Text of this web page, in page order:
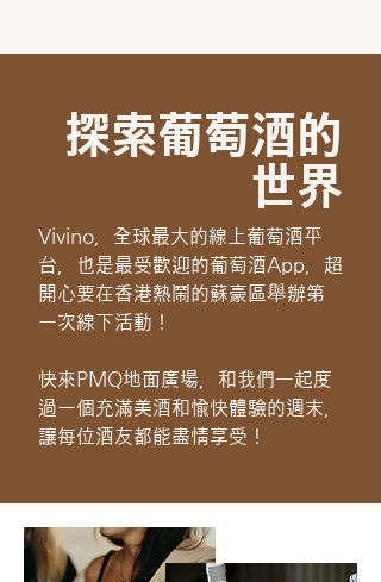
探索葡萄酒的
世界
Vivino，全球最大的線上葡萄酒平
台，也是最受歡迎的葡萄酒App，超
開心要在香港熱鬧的蘇豪區舉辦第
一次線下活動！
快來PMQ地面廣場，和我們一起度
過一個充滿美酒和愉快體驗的週末，
讓每位酒友都能盡情享受！